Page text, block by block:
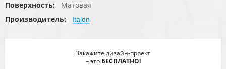
Поверхность:
Матовая
Производитель:
Italon
Закажите дизайн-проект
– это БЕСПЛАТНО!